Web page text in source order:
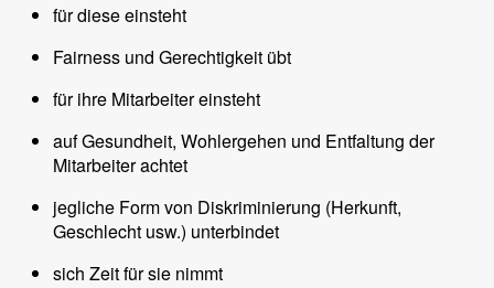
für diese einsteht
Fairness und Gerechtigkeit übt
für ihre Mitarbeiter einsteht
auf Gesundheit, Wohlergehen und Entfaltung der
Mitarbeiter achtet
jegliche Form von Diskriminierung (Herkunft,
Geschlecht usw.) unterbindet
sich Zeit für sie nimmt